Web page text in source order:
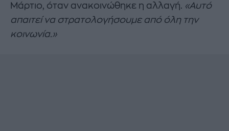
Μάρτιο, όταν ανακοινώθηκε η αλλαγή. «Αυτό
απαιτεί να στρατολογήσουμε από όλη την
κοινωνία.»